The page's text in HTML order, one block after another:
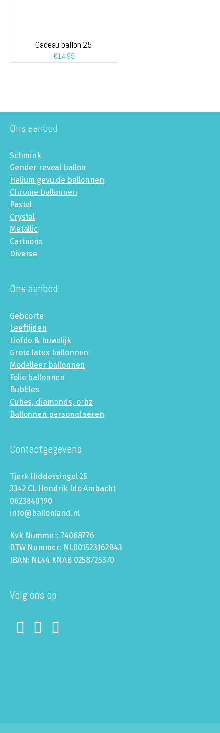
Cadeau ballon 25
€14,95
Ons aanbod
Schmink
Gender reveal ballon
Helium gevulde ballonnen
Chrome ballonnen
Pastel
Crystal
Metallic
Cartoons
Diverse
Ons aanbod
Geboorte
Leeftijden
Liefde & huwelijk
Grote latex ballonnen
Modelleer ballonnen
Folie ballonnen
Bubbles
Cubes, diamonds, orbz
Ballonnen personaliseren
Contactgegevens
Tjerk Hiddessingel 25
3342 CL Hendrik Ido Ambacht
0623840190
info@ballonland.nl
Kvk Nummer: 74068776
BTW Nummer: NL001523162B43
IBAN: NL44 KNAB 0258725370
Volg ons op